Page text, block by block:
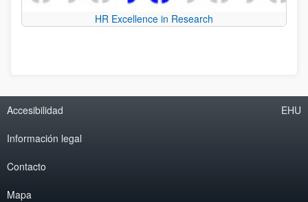
HR Excellence in Research
Accesibilidad
Información legal
Contacto
Mapa
EHU